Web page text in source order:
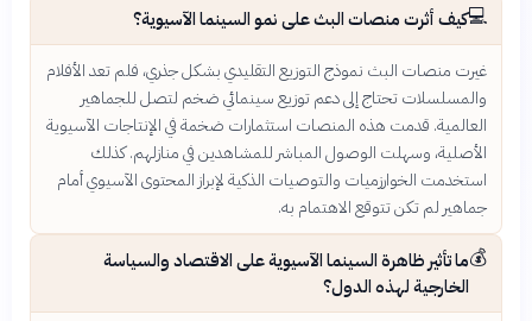
💻كيف أثرت منصات البث على نمو السينما الآسيوية؟
غيرت منصات البث نموذج التوزيع التقليدي بشكل جذري، فلم تعد الأفلام
والمسلسلات تحتاج إلى دعم توزيع سينمائي ضخم لتصل للجماهير
العالمية. قدمت هذه المنصات استثمارات ضخمة في الإنتاجات الآسيوية
الأصلية، وسهلت الوصول المباشر للمشاهدين في منازلهم. كذلك
استخدمت الخوارزميات والتوصيات الذكية لإبراز المحتوى الآسيوي أمام
جماهير لم تكن تتوقع الاهتمام به.
💰ما تأثير ظاهرة السينما الآسيوية على الاقتصاد والسياسة
الخارجية لهذه الدول؟